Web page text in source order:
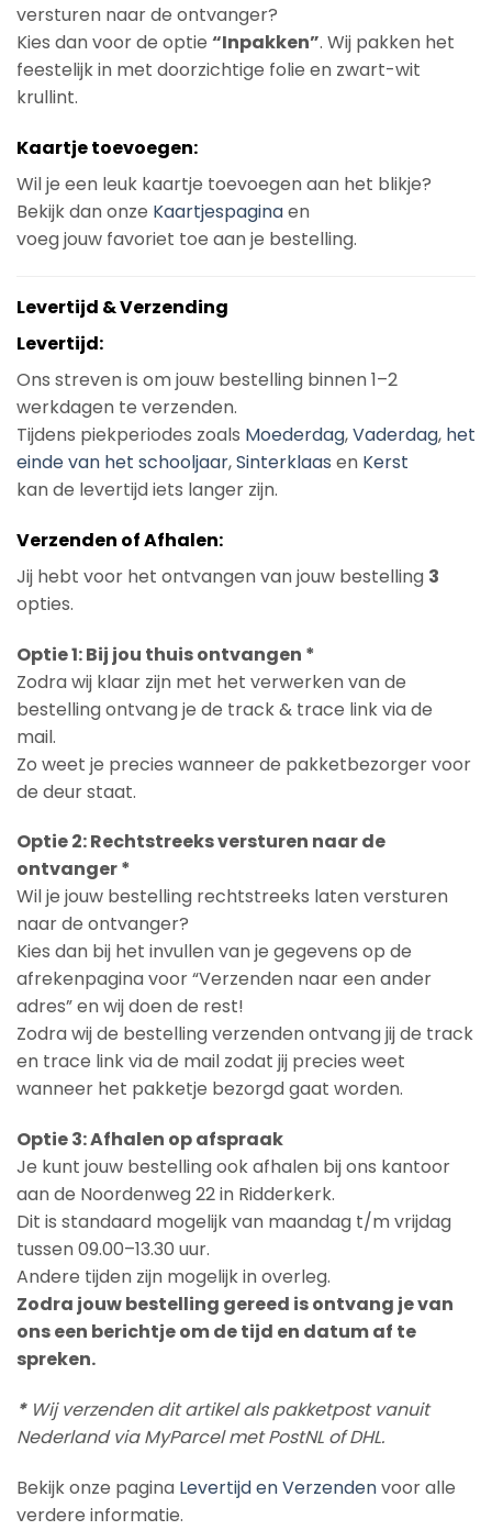
versturen naar de ontvanger?
Kies dan voor de optie “Inpakken”. Wij pakken het
feestelijk in met doorzichtige folie en zwart-wit
krullint.
Kaartje toevoegen:
Wil je een leuk kaartje toevoegen aan het blikje?
Bekijk dan onze Kaartjespaginaen
voeg jouw favoriet toe aan je bestelling.
Levertijd & Verzending
Levertijd:
Ons streven is om jouw bestelling binnen 1–2
werkdagen te verzenden.
Tijdens piekperiodes zoals Moederdag,Vaderdag, het
einde van het schooljaar,Sinterklaas en Kerst
kan de levertijd iets langer zijn.
Verzenden of Afhalen:
Jij hebt voor het ontvangen van jouw bestelling 3
opties.
Optie 1: Bij jou thuis ontvangen *
Zodra wij klaar zijn met het verwerken van de
bestelling ontvang je de track & trace link via de
mail.
Zo weet je precies wanneer de pakketbezorger voor
de deur staat.
Optie 2: Rechtstreeks versturen naar de
ontvanger *
Wil je jouw bestelling rechtstreeks laten versturen
naar de ontvanger?
Kies dan bij het invullen van je gegevens op de
afrekenpagina voor “Verzenden naar een ander
adres” en wij doen de rest!
Zodra wij de bestelling verzenden ontvang jij de track
en trace link via de mail zodat jij precies weet
wanneer het pakketje bezorgd gaat worden.
Optie 3: Afhalen op afspraak
Je kunt jouw bestelling ook afhalen bij ons kantoor
aan de Noordenweg 22 in Ridderkerk.
Dit is standaard mogelijk van maandag t/m vrijdag
tussen 09.00–13.30 uur.
Andere tijden zijn mogelijk in overleg.
Zodra jouw bestelling gereed is ontvang je van
ons een berichtje om de tijd en datum af te
spreken.
*Wij verzenden dit artikel als pakketpost vanuit
Nederland via MyParcel met PostNL of DHL.
Bekijk onze pagina Levertijd en Verzendenvoor alle
verdere informatie.